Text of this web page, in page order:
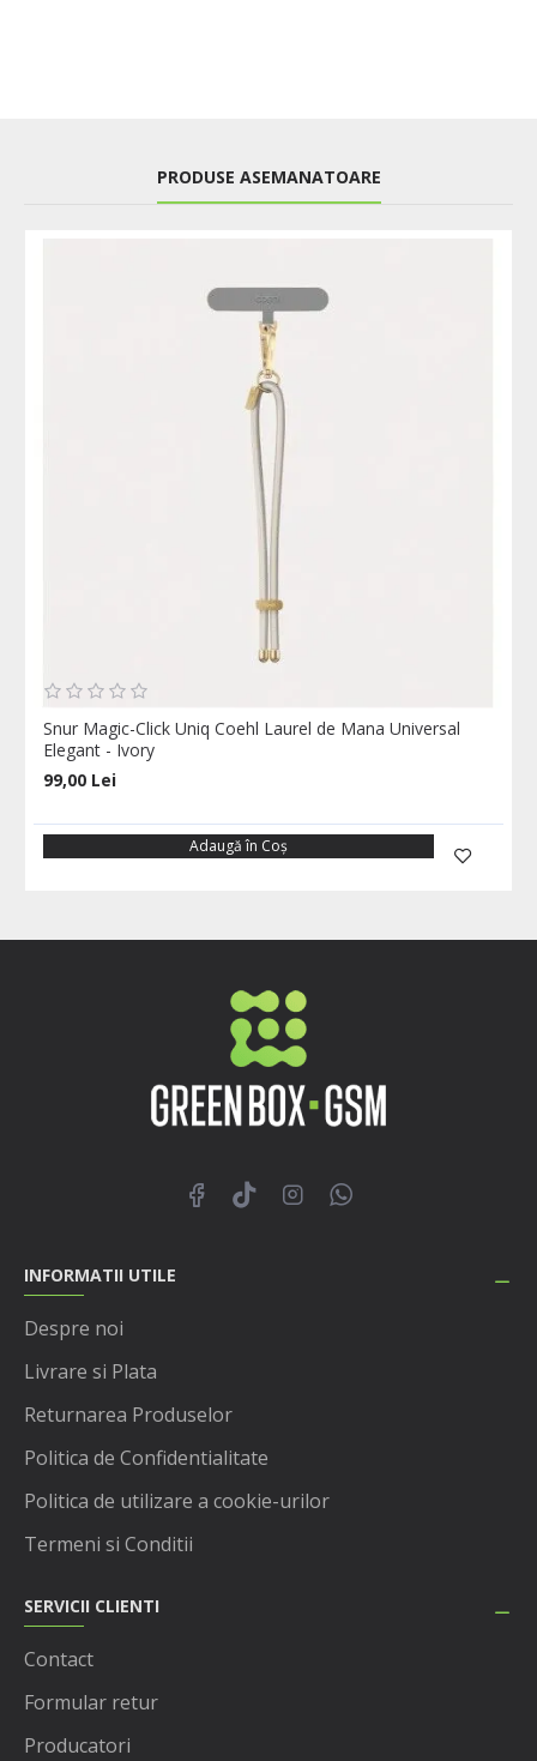
PRODUSE ASEMANATOARE
Snur Magic-Click Uniq Coehl Laurel de Mana Universal
Elegant - Ivory
99,00 Lei
Adaugă în Coş
INFORMATII UTILE
Despre noi
Livrare si Plata
Returnarea Produselor
Politica de Confidentialitate
Politica de utilizare a cookie-urilor
Termeni si Conditii
SERVICII CLIENTI
Contact
Formular retur
Producatori